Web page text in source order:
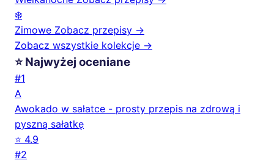
❄️
Zimowe Zobacz przepisy →
Zobacz wszystkie kolekcje →
⭐ Najwyżej oceniane
#1
A
Awokado w sałatce - prosty przepis na zdrową i
pyszną sałatkę
⭐ 4.9
#2